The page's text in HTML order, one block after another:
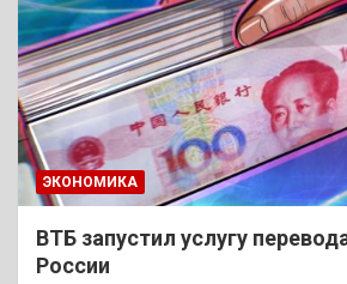
ЭКОНОМИКА
ВТБ запустил услугу
России